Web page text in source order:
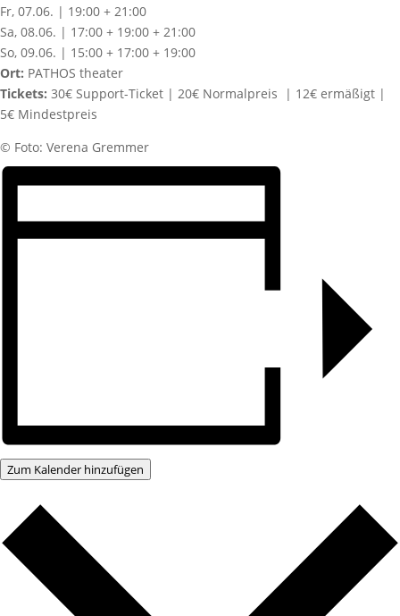
Fr, 07.06. | 19:00 + 21:00
Sa, 08.06. | 17:00 + 19:00 + 21:00
So, 09.06. | 15:00 + 17:00 + 19:00
Ort: PATHOS theater
Tickets: 30€ Support-Ticket | 20€ Normalpreis | 12€ ermäßigt |
5€ Mindestpreis
©️ Foto: Verena Gremmer
Zum Kalender hinzufügen